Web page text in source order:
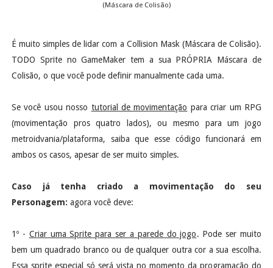
(Máscara de Colisão)
É muito simples de lidar com a Collision Mask (Máscara de Colisão).
TODO Sprite no GameMaker tem a sua PRÓPRIA Máscara de
Colisão, o que você pode definir manualmente cada uma.
Se você usou nosso tutorial de movimentação para criar um RPG
(movimentação pros quatro lados), ou mesmo para um jogo
metroidvania/plataforma, saiba que esse código funcionará em
ambos os casos, apesar de ser muito simples.
Caso já tenha criado a movimentação do seu
Personagem: agora você deve:
1º - Criar uma Sprite para ser a parede do jogo. Pode ser muito
bem um quadrado branco ou de qualquer outra cor a sua escolha.
Essa sprite especial só será vista no momento da programação do